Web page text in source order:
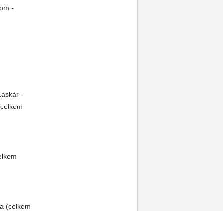
-
-
(celkem